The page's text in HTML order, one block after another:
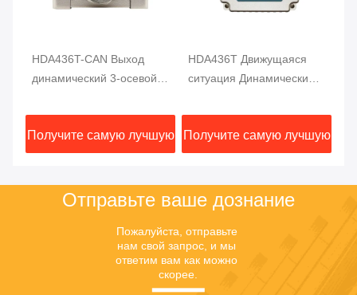
HDA436T-CAN Выход
динамический 3-осевой
MEMS датчик угла
Получите самую лучшую
HDA436T Движущаяся
ситуация Динамический
измерение 3 оси Высокая
точность
Получите самую лучшую
Отправьте ваше дознание
Пожалуйста, отправьте
нам свой запрос, и мы
ответим вам как можно
скорее.